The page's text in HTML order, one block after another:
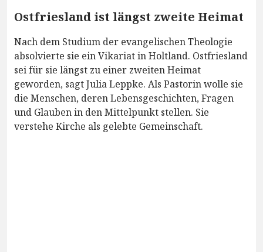
Ostfriesland ist längst zweite Heimat
Nach dem Studium der evangelischen Theologie
absolvierte sie ein Vikariat in Holtland. Ostfriesland
sei für sie längst zu einer zweiten Heimat
geworden, sagt Julia Leppke. Als Pastorin wolle sie
die Menschen, deren Lebensgeschichten, Fragen
und Glauben in den Mittelpunkt stellen. Sie
verstehe Kirche als gelebte Gemeinschaft.